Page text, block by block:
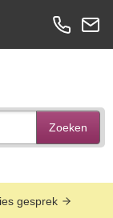
Zoeken
gesprek